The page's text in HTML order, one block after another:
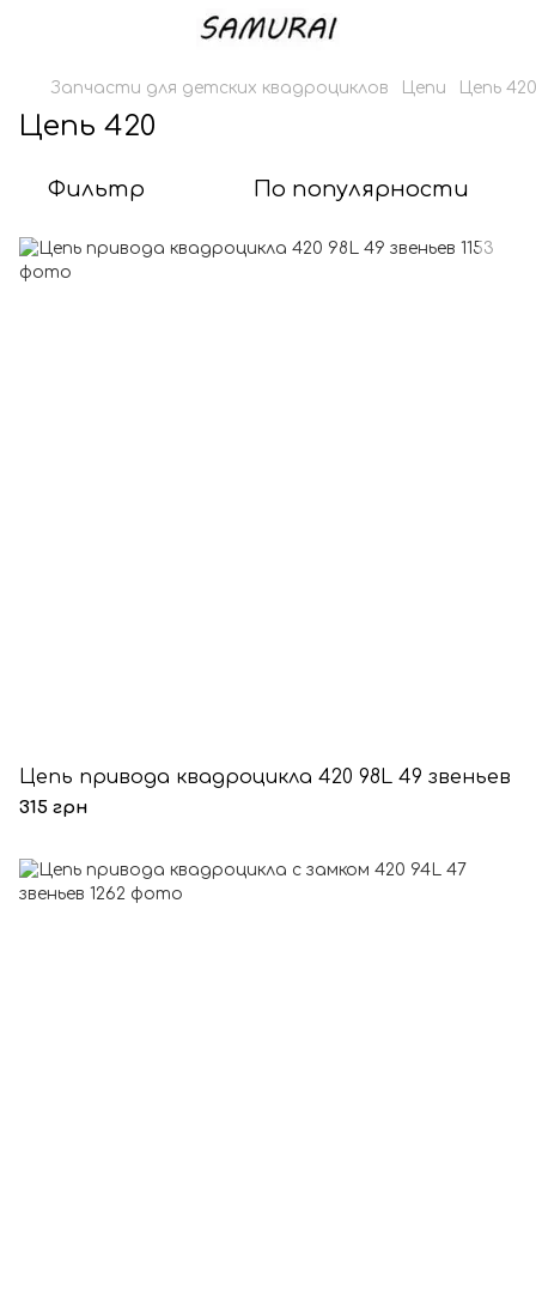
Запчасти для детских квадроциклов Цепи Цепь 420
Цепь 420
Фильтр По популярности
Цепь привода квадроцикла 420 98L 49 звеньев
315 грн